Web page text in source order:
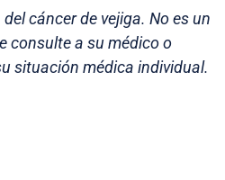
cáncer de vejiga. No es un
consulte a su médico o
situación médica individual.